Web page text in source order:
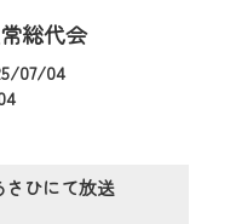
総代会
07/04
さひにて放送
ます！
まいの地域
。
から、いつ
！